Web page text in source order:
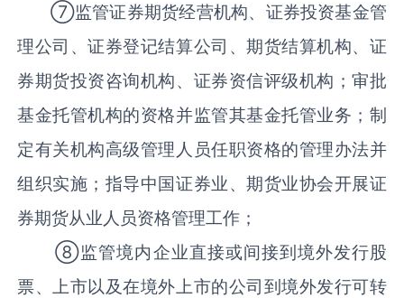
⑦监管证券期货经营机构、证券投资基金管
理公司、证券登记结算公司、期货结算机构、证
券期货投资咨询机构、证券资信评级机构；审批
基金托管机构的资格并监管其基金托管业务；制
定有关机构高级管理人员任职资格的管理办法并
组织实施；指导中国证券业、期货业协会开展证
券期货从业人员资格管理工作；
⑧监管境内企业直接或间接到境外发行股
票、上市以及在境外上市的公司到境外发行可转